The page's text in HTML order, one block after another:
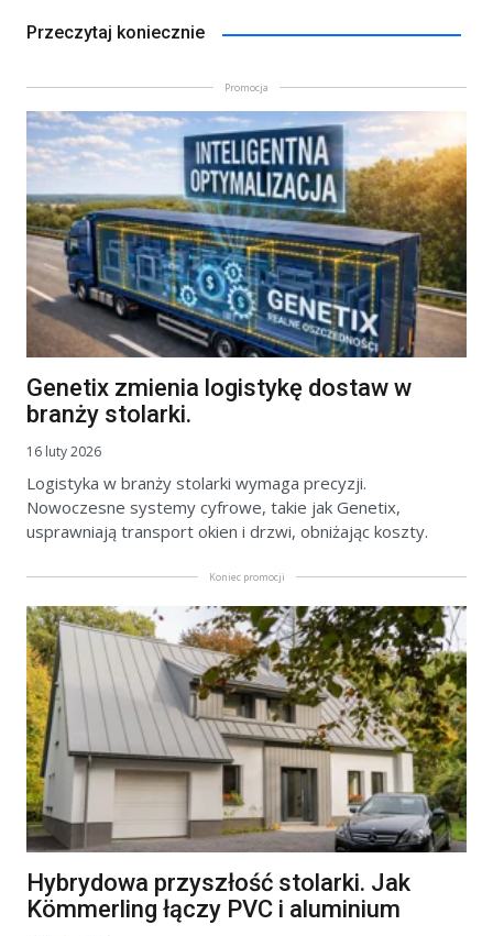
Przeczytaj koniecznie
Promocja
Genetix zmienia logistykę dostaw w
branży stolarki.
16 luty 2026
Logistyka w branży stolarki wymaga precyzji.
Nowoczesne systemy cyfrowe, takie jak Genetix,
usprawniają transport okien i drzwi, obniżając koszty.
Koniec promocji
Hybrydowa przyszłość stolarki. Jak
Kömmerling łączy PVC i aluminium